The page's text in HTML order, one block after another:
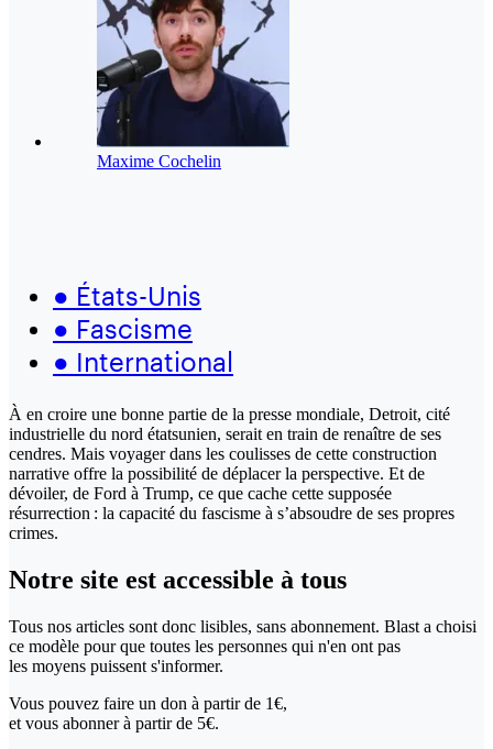
Maxime Cochelin
● États-Unis
● Fascisme
● International
À en croire une bonne partie de la presse mondiale, Detroit, cité
industrielle du nord étatsunien, serait en train de renaître de ses
cendres. Mais voyager dans les coulisses de cette construction
narrative offre la possibilité de déplacer la perspective. Et de
dévoiler, de Ford à Trump, ce que cache cette supposée
résurrection : la capacité du fascisme à s’absoudre de ses propres
crimes.
Notre site est accessible à tous
Tous nos articles sont donc lisibles, sans abonnement. Blast a choisi
ce modèle pour que toutes les personnes qui n'en ont pas
les moyens puissent s'informer.
Vous pouvez faire un don à partir de 1€,
et vous abonner à partir de 5€.